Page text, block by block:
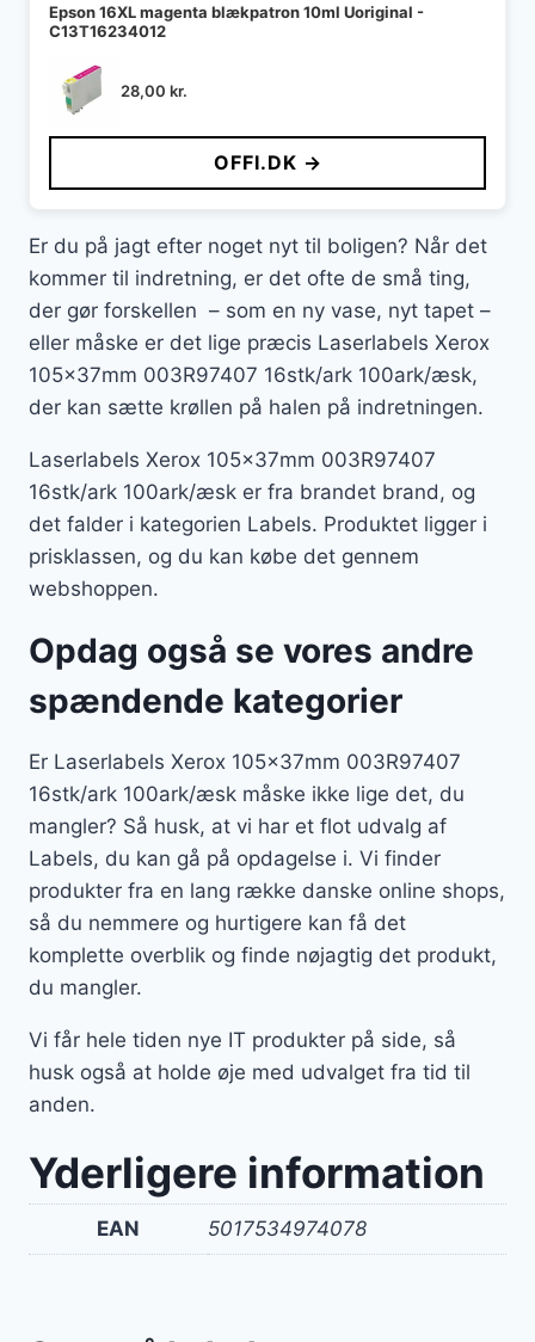
Epson 16XL magenta blækpatron 10ml Uoriginal -
C13T16234012
28,00 kr.
OFFI.DK →
Er du på jagt efter noget nyt til boligen? Når det
kommer til indretning, er det ofte de små ting,
der gør forskellen – som en ny vase, nyt tapet –
eller måske er det lige præcis Laserlabels Xerox
105x37mm 003R97407 16stk/ark 100ark/æsk,
der kan sætte krøllen på halen på indretningen.
Laserlabels Xerox 105x37mm 003R97407
16stk/ark 100ark/æsk er fra brandet brand, og
det falder i kategorien Labels. Produktet ligger i
prisklassen, og du kan købe det gennem
webshoppen.
Opdag også se vores andre
spændende kategorier
Er Laserlabels Xerox 105x37mm 003R97407
16stk/ark 100ark/æsk måske ikke lige det, du
mangler? Så husk, at vi har et flot udvalg af
Labels, du kan gå på opdagelse i. Vi finder
produkter fra en lang række danske online shops,
så du nemmere og hurtigere kan få det
komplette overblik og finde nøjagtig det produkt,
du mangler.
Vi får hele tiden nye IT produkter på side, så
husk også at holde øje med udvalget fra tid til
anden.
Yderligere information
EAN 5017534974078